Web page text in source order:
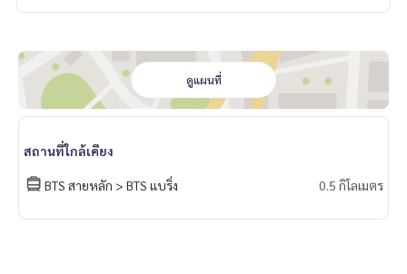
ด ทั่วกรุงเทพฯ
ดูแผนที่
สถานที่ใกล้เคียง
BTS สายหลัก > BTS แบริ่ง 0.5 กิโลเมตร